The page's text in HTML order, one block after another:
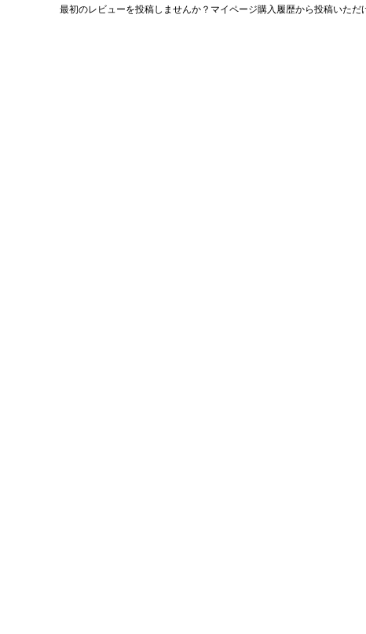
最初のレビューを投稿しませんか？マイページ購入履歴から投稿いただ